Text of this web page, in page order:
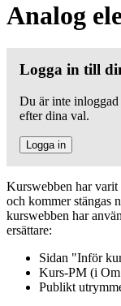
Analog
Logga in till
Du är inte inloggad
efter dina val.
Logga in
Kurswebben har varit
och kommer stängas
kurswebben har
ersättare:
Sidan "Inför
Kurs-PM (i
Publikt